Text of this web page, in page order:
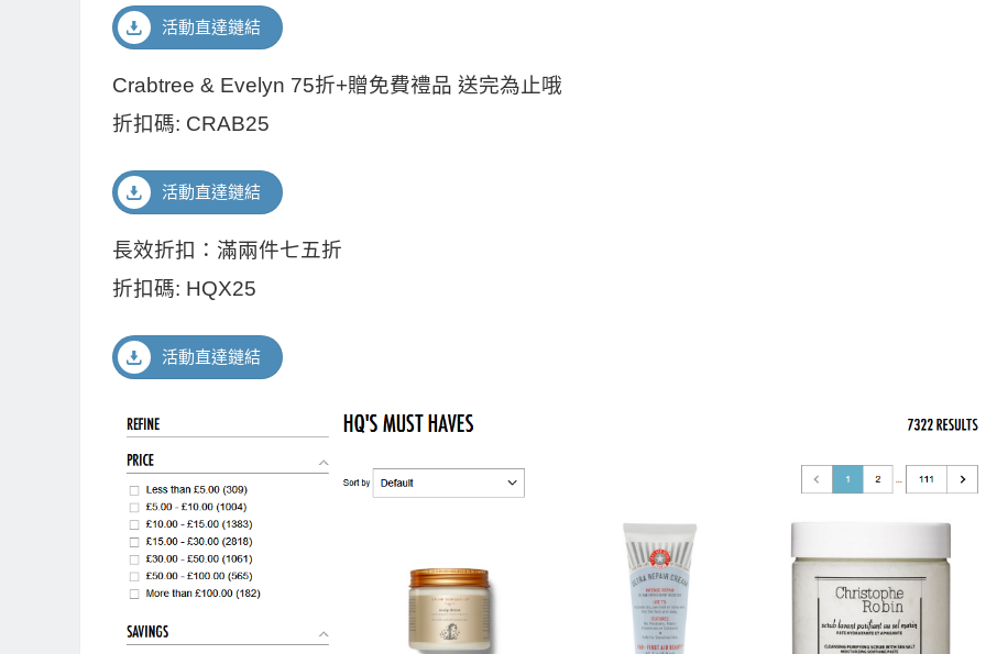
活動直達鏈結
Crabtree & Evelyn 75折+贈免費禮品 送完為止哦
折扣碼: CRAB25
活動直達鏈結
長效折扣：滿兩件七五折
折扣碼: HQX25
活動直達鏈結